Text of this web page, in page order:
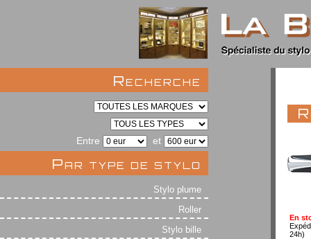
Recherche
Entre et
Par type de stylo
Stylo plume
Roller
Stylo bille
En
24h)